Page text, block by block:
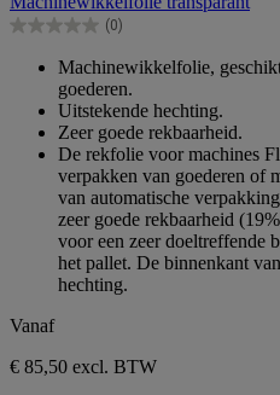
de
5
(0)
0.0
sterren.
Machinewikkelfolie,
goederen.
Uitstekende hechting.
Zeer goede rekbaarheid.
De rekfolie voor machines
verpakken van goederen of
van automatische
zeer goede rekbaarheid
voor een zeer doeltreffende
het pallet. De binnenkant
hechting.
Vanaf
€ 85,50 excl. BTW